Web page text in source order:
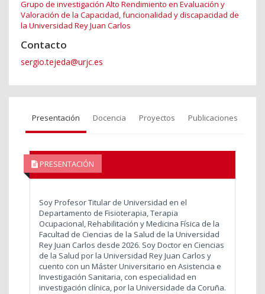
Grupo de investigación Alto Rendimiento en Evaluación y
Valoración de la Capacidad, funcionalidad y discapacidad de
la Universidad Rey Juan Carlos
Contacto
sergio.tejeda@urjc.es
Presentación Docencia Proyectos Publicaciones
PRESENTACIÓN
Soy Profesor Titular de Universidad en el
Departamento de Fisioterapia, Terapia
Ocupacional, Rehabilitación y Medicina Física de la
Facultad de Ciencias de la Salud de la Universidad
Rey Juan Carlos desde 2026. Soy Doctor en Ciencias
de la Salud por la Universidad Rey Juan Carlos y
cuento con un Máster Universitario en Asistencia e
Investigación Sanitaria, con especialidad en
investigación clínica, por la Universidade da Coruña.